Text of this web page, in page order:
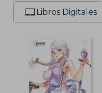
Libros Digitales